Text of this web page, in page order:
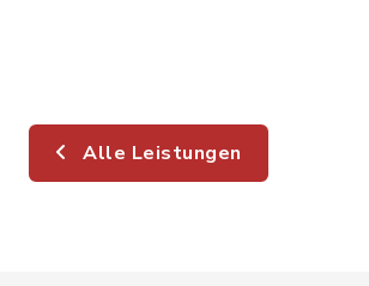
Alle Leistungen